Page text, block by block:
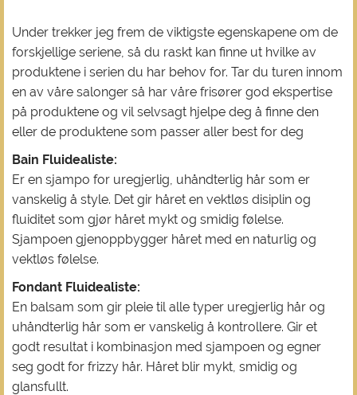
Under trekker jeg frem de viktigste egenskapene om de
forskjellige seriene, så du raskt kan finne ut hvilke av
produktene i serien du har behov for. Tar du turen innom
en av våre salonger så har våre frisører god ekspertise
på produktene og vil selvsagt hjelpe deg å finne den
eller de produktene som passer aller best for deg
Bain Fluidealiste:
Er en sjampo for uregjerlig, uhåndterlig hår som er
vanskelig å style. Det gir håret en vektløs disiplin og
fluiditet som gjør håret mykt og smidig følelse.
Sjampoen gjenoppbygger håret med en naturlig og
vektløs følelse.
Fondant Fluidealiste:
En balsam som gir pleie til alle typer uregjerlig hår og
uhåndterlig hår som er vanskelig å kontrollere. Gir et
godt resultat i kombinasjon med sjampoen og egner
seg godt for frizzy hår. Håret blir mykt, smidig og
glansfullt.